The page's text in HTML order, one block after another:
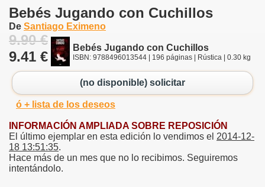
Bebés Jugando con Cuchillos
De Santiago Eximeno
9.90 €
9.41 €
Bebés Jugando con Cuchillos
ISBN: 9788496013544 | 196 páginas | Rústica | 0.30 kg
(no disponible) solicitar
ó + lista de los deseos
INFORMACIÓN AMPLIADA SOBRE REPOSICIÓN
El último ejemplar en esta edición lo vendimos el 2014-12-
18 13:51:35.
Hace más de un mes que no lo recibimos. Seguiremos
intentándolo.